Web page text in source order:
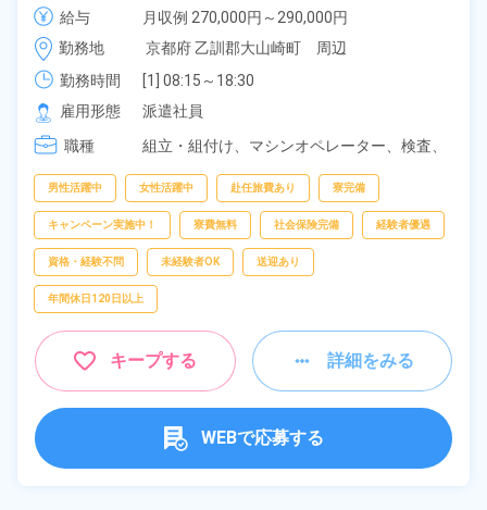
り◎日払いOK！《京都府大山崎町》
給与
月収例 270,000円～290,000円
時給 1,400円～1,400円
勤務地
京都府 乙訓郡大山崎町　周辺
勤務時間
[1] 08:15～18:30
[2] 20:15～06:30
[3] 08:15～17:00
[4] 20:15～05:00
雇用形態
派遣社員
職種
組立・組付け、 マシンオペレーター、 検査、
男性活躍中 女性活躍中 赴任旅費あり 寮完備
キャンペーン実施中！ 寮費無料 社会保険完備 経験者優遇
資格・経験不問 未経験者OK 送迎あり
年間休日120日以上
キープする 詳細をみる
WEBで応募する